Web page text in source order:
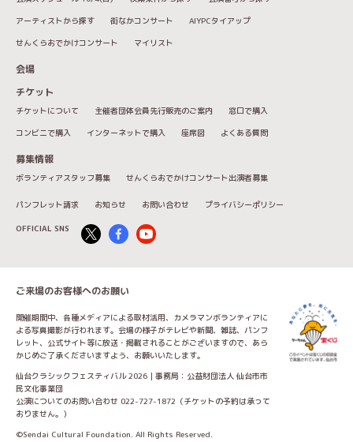
アーティストから探す
街なかコンサート
AIYPCタイアップ
せんくらおでかけコンサート
マイリスト
会場
チケット
チケットについて 主催者団体会員先行販売のご案内
窓口で購入
コンビニで購入
インターネットで購入 座席図 よくある質問
募集情報
ボランティアスタッフ募集 せんくらおでかけコンサート出演者募集
パンフレット請求 お知らせ お問い合わせ プライバシーポリシー
OFFICIAL SNS
ご来場のお客様へのお願い
開催期間中、各種メディアによる取材活用、カメラマンボランティアに
よる写真撮影が行われます。会場の様子がテレビや新聞、雑誌、パンフ
レット、公式サイト等に放送・掲載されることがございますので、あら
かじめご了承くださいますよう、お願いいたします。
仙台クラシックフェスティバル 2026｜事務局：公益財団法人 仙台市市
民文化事業団
公演についてのお問い合わせ 022-727-1872（チケットの予約は承って
おりません。）
©Sendai Cultural Foundation. All Rights Reserved.